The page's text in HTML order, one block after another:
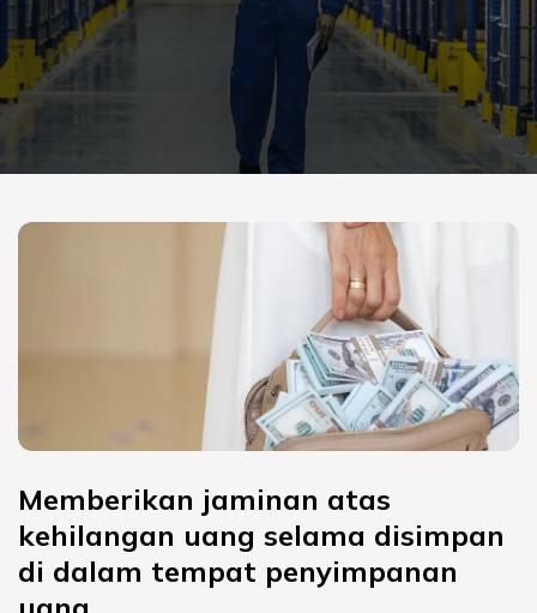
Memberikan jaminan atas
kehilangan uang selama disimpan
di dalam tempat penyimpanan